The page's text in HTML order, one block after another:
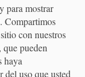
para mostrar
Compartimos
con nuestros
que pueden
haya
del uso que usted